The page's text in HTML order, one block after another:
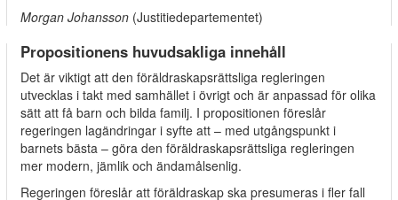
Morgan Johansson (Justitiedepartementet)
Propositionens huvudsakliga innehåll
Det är viktigt att den föräldraskapsrättsliga regleringen
utvecklas i takt med samhället i övrigt och är anpassad för olika
sätt att få barn och bilda familj. I propositionen föreslår
regeringen lagändringar i syfte att – med utgångspunkt i
barnets bästa – göra den föräldraskapsrättsliga regleringen
mer modern, jämlik och ändamålsenlig.
Regeringen föreslår att föräldraskap ska presumeras i fler fall